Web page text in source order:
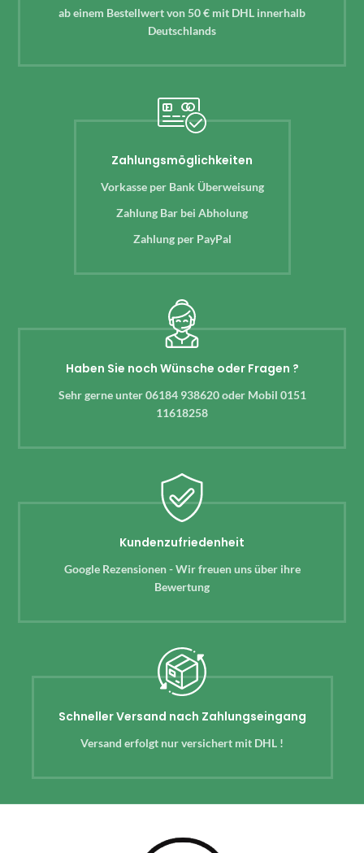
ab einem Bestellwert von 50 € mit DHL innerhalb
Deutschlands
Zahlungsmöglichkeiten
Vorkasse per Bank Überweisung
Zahlung Bar bei Abholung
Zahlung per PayPal
Haben Sie noch Wünsche oder Fragen ?
Sehr gerne unter 06184 938620 oder Mobil 0151
11618258
Kundenzufriedenheit
Google Rezensionen - Wir freuen uns über ihre
Bewertung
Schneller Versand nach Zahlungseingang
Versand erfolgt nur versichert mit DHL !